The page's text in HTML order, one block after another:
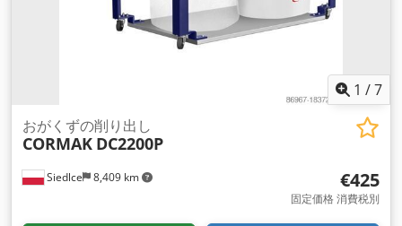
1 /7
Siedlce 8,409 km
おがくずの削り出し
CORMAK DC2200P
€425
固定価格 消費税別